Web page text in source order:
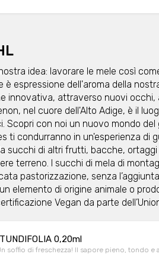
idea: lavorare le mele così
espressione dell'aroma della
innovativa, attraverso nuovi occhi,
nel cuore dell'Alto Adige, è il
Scopri con noi un nuovo mondo del
ti condurranno in un'esperienza di
succhi di altri frutti, bacche,
terreno. I succhi di mela di
pastorizzazione, senza
elemento di origine animale o
Vegan da parte
0,20ml
soffio di freschezza! Il sapore pieno, tondo e